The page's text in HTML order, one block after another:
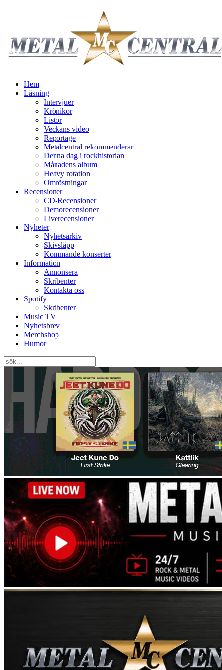
Hem
Läsning
Intervjuer
Krönikor
Listor
Veckans video
Reportage
Metalcentral rekommenderar
Denna dag i rockhistorian
Månadens album
Heavy rotation
Omröstningar
Recensioner
CD-Recensioner
Demorecensioner
Liverecensioner
Nyheter
Nyhetsarkiv
Skivsläpp
Kommande konserter
Information
Annonsera
Skribenter
Kontakta oss
Spotify
Skribenter
Music TV
Nyhetsbrev
Merchshop
Humor